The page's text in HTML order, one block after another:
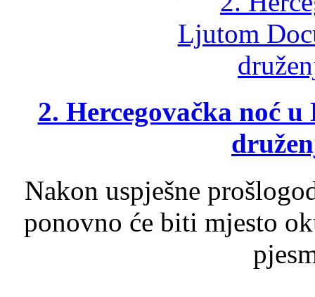
2. Hercegovačka noć
Nakon uspješne
ponovno će biti mjesto